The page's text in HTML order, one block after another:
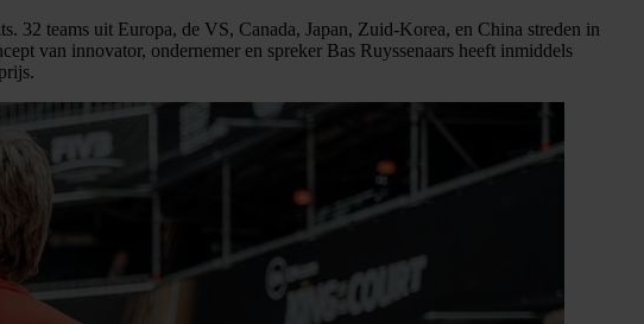
teams uit Europa, de VS, Canada, Japan, Zuid-Korea, en China streden in
van innovator, ondernemer en spreker Bas Ruyssenaars heeft inmiddels